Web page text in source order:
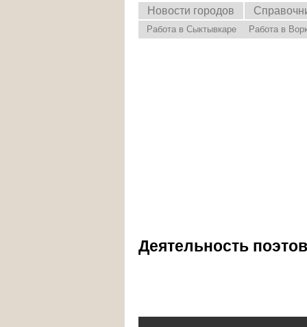
Новости городов
Работа в Сыктывкаре Работа в
Деятельность